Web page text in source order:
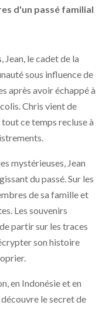
d'un passé familial
le cadet de la
sous influence de
après avoir échappé à
Chris vient de
ce temps recluse à
mystérieuses, Jean
du passé. Sur les
de sa famille et
Les souvenirs
partir sur les traces
son histoire
en Indonésie et en
le secret de